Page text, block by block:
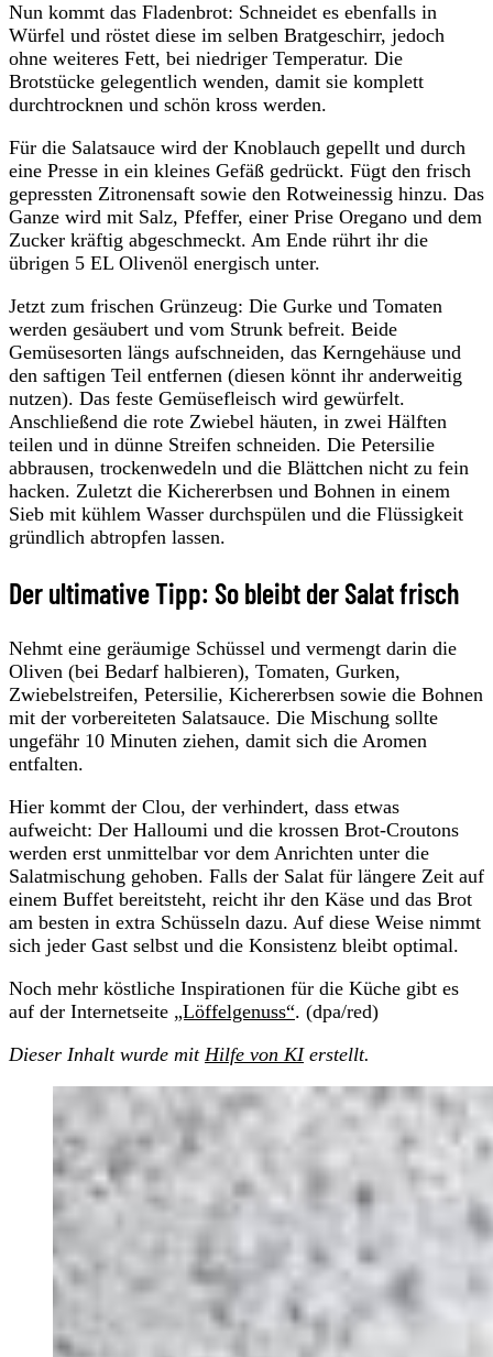
Nun kommt das Fladenbrot: Schneidet es ebenfalls in
Würfel und röstet diese im selben Bratgeschirr, jedoch
ohne weiteres Fett, bei niedriger Temperatur. Die
Brotstücke gelegentlich wenden, damit sie komplett
durchtrocknen und schön kross werden.
Für die Salatsauce wird der Knoblauch gepellt und durch
eine Presse in ein kleines Gefäß gedrückt. Fügt den frisch
gepressten Zitronensaft sowie den Rotweinessig hinzu. Das
Ganze wird mit Salz, Pfeffer, einer Prise Oregano und dem
Zucker kräftig abgeschmeckt. Am Ende rührt ihr die
übrigen 5 EL Olivenöl energisch unter.
Jetzt zum frischen Grünzeug: Die Gurke und Tomaten
werden gesäubert und vom Strunk befreit. Beide
Gemüsesorten längs aufschneiden, das Kerngehäuse und
den saftigen Teil entfernen (diesen könnt ihr anderweitig
nutzen). Das feste Gemüsefleisch wird gewürfelt.
Anschließend die rote Zwiebel häuten, in zwei Hälften
teilen und in dünne Streifen schneiden. Die Petersilie
abbrausen, trockenwedeln und die Blättchen nicht zu fein
hacken. Zuletzt die Kichererbsen und Bohnen in einem
Sieb mit kühlem Wasser durchspülen und die Flüssigkeit
gründlich abtropfen lassen.
Der ultimative Tipp: So bleibt der Salat frisch
Nehmt eine geräumige Schüssel und vermengt darin die
Oliven (bei Bedarf halbieren), Tomaten, Gurken,
Zwiebelstreifen, Petersilie, Kichererbsen sowie die Bohnen
mit der vorbereiteten Salatsauce. Die Mischung sollte
ungefähr 10 Minuten ziehen, damit sich die Aromen
entfalten.
Hier kommt der Clou, der verhindert, dass etwas
aufweicht: Der Halloumi und die krossen Brot-Croutons
werden erst unmittelbar vor dem Anrichten unter die
Salatmischung gehoben. Falls der Salat für längere Zeit auf
einem Buffet bereitsteht, reicht ihr den Käse und das Brot
am besten in extra Schüsseln dazu. Auf diese Weise nimmt
sich jeder Gast selbst und die Konsistenz bleibt optimal.
Noch mehr köstliche Inspirationen für die Küche gibt es
auf der Internetseite „Löffelgenuss“. (dpa/red)
Dieser Inhalt wurde mit Hilfe von KIerstellt.